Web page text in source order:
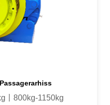
丨800kg-1150kg